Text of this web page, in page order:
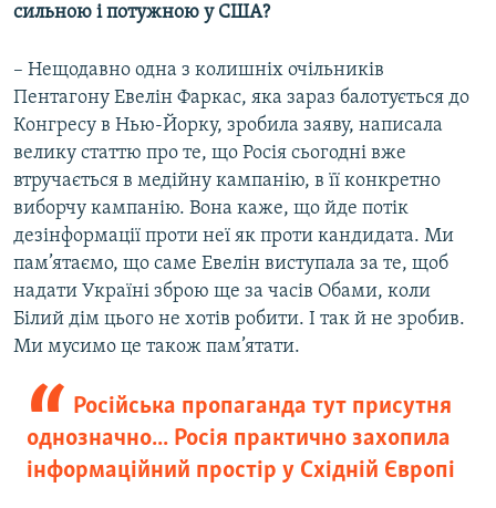
сильною і потужною у США?
– Нещодавно одна з колишніх очільників
Пентагону Евелін Фаркас, яка зараз балотується до
Конгресу в Нью-Йорку, зробила заяву, написала
велику статтю про те, що Росія сьогодні вже
втручається в медійну кампанію, в її конкретно
виборчу кампанію. Вона каже, що йде потік
дезінформації проти неї як проти кандидата. Ми
пам’ятаємо, що саме Евелін виступала за те, щоб
надати Україні зброю ще за часів Обами, коли
Білий дім цього не хотів робити. І так й не зробив.
Ми мусимо це також пам’ятати.
Російська пропаганда тут присутня
однозначно... Росія практично захопила
інформаційний простір у Східній Європі